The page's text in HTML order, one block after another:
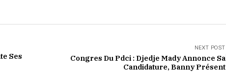
Ses
NEXT POST
Congres Du Pdci : Djedje Mady Annonce Sa
Candidature, Banny Présent